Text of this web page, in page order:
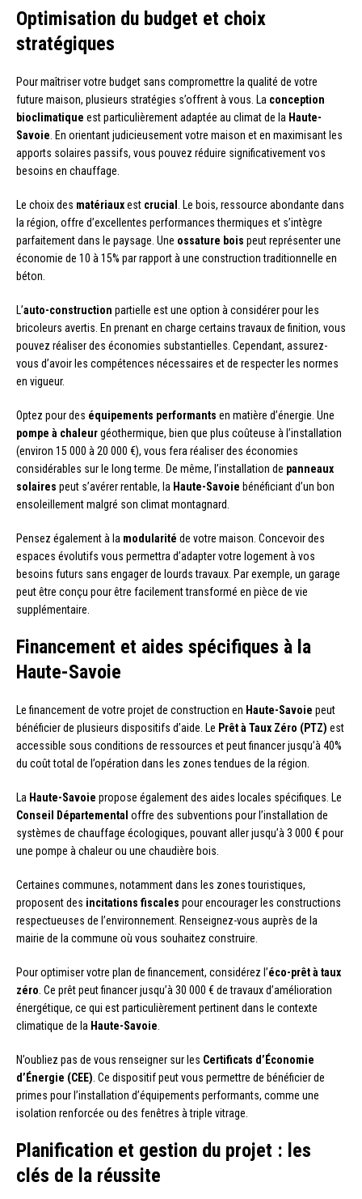
Optimisation du budget et choix
stratégiques
Pour maîtriser votre budget sans compromettre la qualité de votre
future maison, plusieurs stratégies s’offrent à vous. La conception
bioclimatique est particulièrement adaptée au climat de la Haute-
Savoie . En orientant judicieusement votre maison et en maximisant les
apports solaires passifs, vous pouvez réduire significativement vos
besoins en chauffage.
Le choix des matériauxest crucial
. Le bois, ressource abondante dans
la région, offre d’excellentes performances thermiques et s’intègre
parfaitement dans le paysage. Une ossature bois peut représenter une
économie de 10 à 15% par rapport à une construction traditionnelle en
béton.
L’auto-construction partielle est une option à considérer pour les
bricoleurs avertis. En prenant en charge certains travaux de finition, vous
pouvez réaliser des économies substantielles. Cependant, assurez-
vous d’avoir les compétences nécessaires et de respecter les normes
en vigueur.
Optez pour des équipements performants en matière d’énergie. Une
pompe à chaleurgéothermique, bien que plus coûteuse à l’installation
(environ 15 000 à 20 000 €), vous fera réaliser des économies
considérables sur le long terme. De même, l’installation de panneaux
solaires peut s’avérer rentable, la Haute-Savoie bénéficiant d’un bon
ensoleillement malgré son climat montagnard.
Pensez également à la modularité de votre maison. Concevoir des
espaces évolutifs vous permettra d’adapter votre logement à vos
besoins futurs sans engager de lourds travaux. Par exemple, un garage
peut être conçu pour être facilement transformé en pièce de vie
supplémentaire.
Financement et aides spécifiques à la
Haute-Savoie
Le financement de votre projet de construction en Haute-Savoie peut
bénéficier de plusieurs dispositifs d’aide. Le Prêt à Taux Zéro (PTZ) est
accessible sous conditions de ressources et peut financer jusqu’à 40%
du coût total de l’opération dans les zones tendues de la région.
La Haute-Savoie propose également des aides locales spécifiques. Le
Conseil Départemental offre des subventions pour l’installation de
systèmes de chauffage écologiques, pouvant aller jusqu’à 3 000 € pour
une pompe à chaleur ou une chaudière bois.
Certaines communes, notamment dans les zones touristiques,
proposent des incitations fiscales pour encourager les constructions
respectueuses de l’environnement. Renseignez-vous auprès de la
mairie de la commune où vous souhaitez construire.
Pour optimiser votre plan de financement, considérez l’éco-prêt à taux
zéro . Ce prêt peut financer jusqu’à 30 000 € de travaux d’amélioration
énergétique, ce qui est particulièrement pertinent dans le contexte
climatique de la Haute-Savoie
N’oubliez pas de vous renseigner sur les Certificats d’Économie
d’Énergie (CEE) . Ce dispositif peut vous permettre de bénéficier de
primes pour l’installation d’équipements performants, comme une
isolation renforcée ou des fenêtres à triple vitrage.
Planification et gestion du projet : les
clés de la réussite